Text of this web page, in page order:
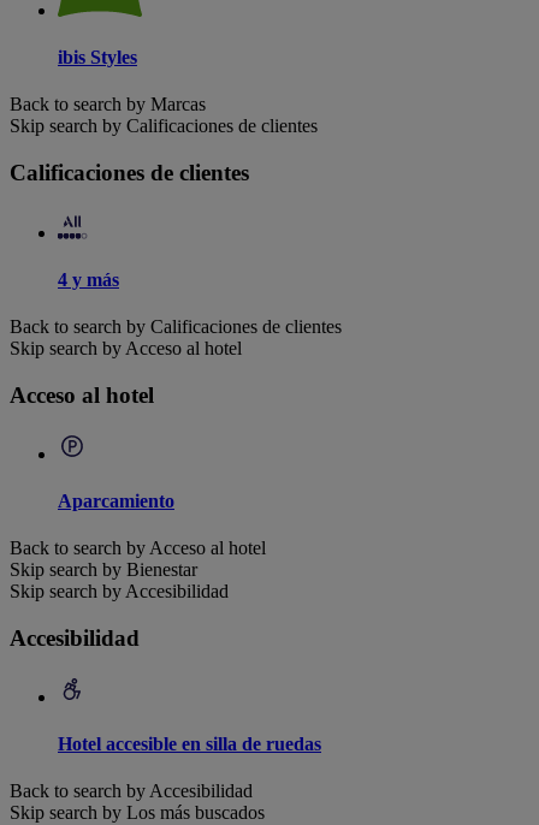
ibis Styles
Back to search by Marcas
Skip search by Calificaciones de clientes
Calificaciones de clientes
4 y más
Back to search by Calificaciones de clientes
Skip search by Acceso al hotel
Acceso al hotel
Aparcamiento
Back to search by Acceso al hotel
Skip search by Bienestar
Skip search by Accesibilidad
Accesibilidad
Hotel accesible en silla de ruedas
Back to search by Accesibilidad
Skip search by Los más buscados